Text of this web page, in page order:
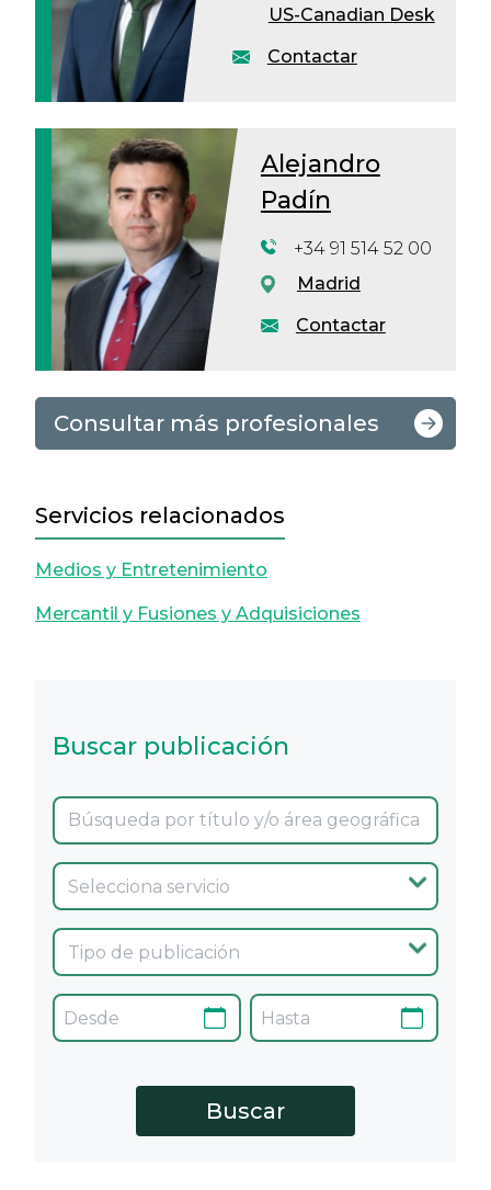
Contactar
US-Canadian Desk
Alejandro
Padín
Contactar
+34 91 514 52 00
Madrid
Consultar más profesionales
Servicios relacionados
Medios y Entretenimiento
Mercantil y Fusiones y Adquisiciones
Buscar publicación